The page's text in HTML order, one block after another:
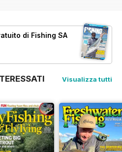
di Fishing SA
Visualizza tutti